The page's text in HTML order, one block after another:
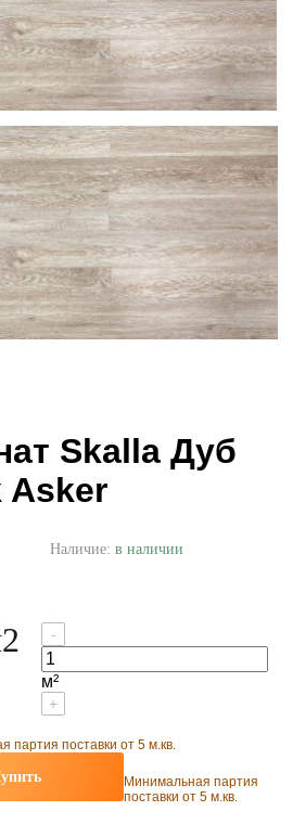
Skalla Дуб
Asker
Наличие: в наличии
-
м²
+
партия поставки от 5 м.кв.
Минимальная партия
поставки от 5 м.кв.